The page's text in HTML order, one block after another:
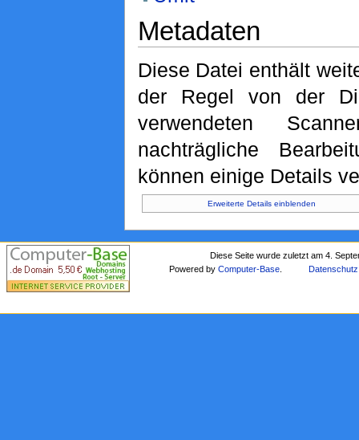
Metadaten
Diese Datei enthält
der Regel von der
verwendeten
nachträgliche
können einige Details
Erweiterte Details einblenden
Diese Seite wurde zuletzt am 4.
Powered byComputer-Base Datenschutz